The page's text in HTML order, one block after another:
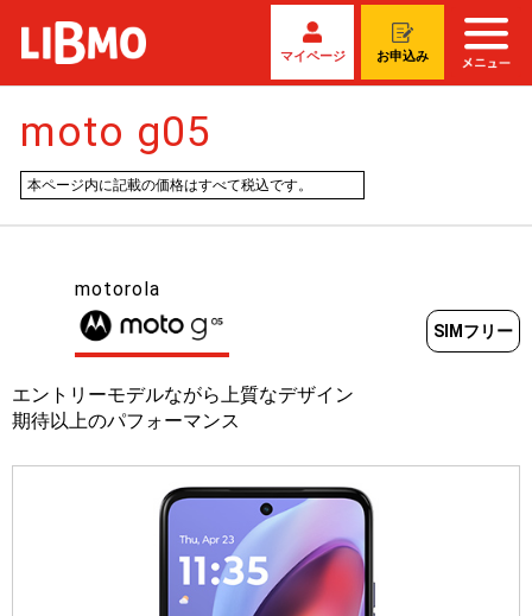
マイページ お申込み
moto g05
本ページ内に記載の価格はすべて税込です。
motorola
SIMフリー
エントリーモデルながら上質なデザイン
期待以上のパフォーマンス